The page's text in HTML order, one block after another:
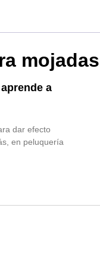
mojadas
a
dar efecto
en peluquería